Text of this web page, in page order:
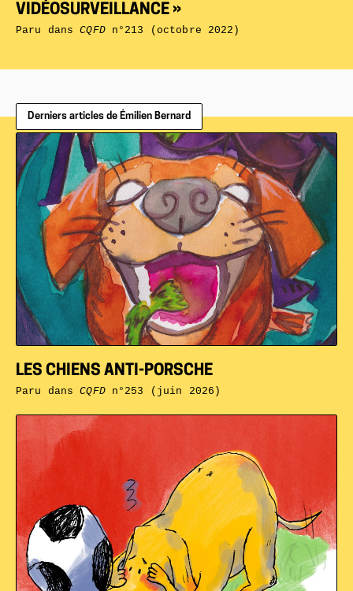
VIDÉOSURVEILLANCE »
Paru dansCQFDn°213 (octobre 2022)
Derniers articles de Émilien Bernard
LES CHIENS ANTI-PORSCHE
Paru dansCQFDn°253 (juin 2026)